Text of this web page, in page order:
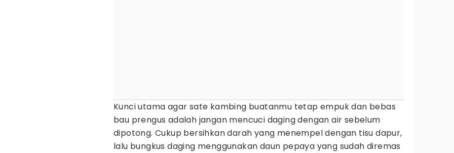
Kunci utama agar sate kambing buatanmu tetap empuk dan bebas
bau prengus adalah jangan mencuci daging dengan air sebelum
dipotong. Cukup bersihkan darah yang menempel dengan tisu dapur,
lalu bungkus daging menggunakan daun pepaya yang sudah diremas